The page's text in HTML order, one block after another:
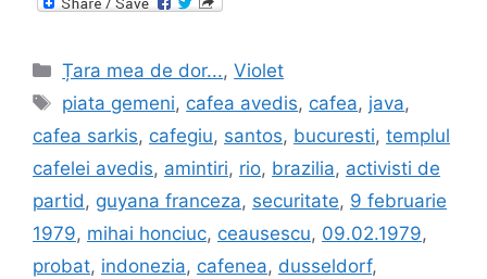
Categories
Țara mea de dor...,Violet
Tags
piata gemeni, cafea avedis, cafea, java,
cafea sarkis, cafegiu, santos, bucuresti, templul
cafelei avedis, amintiri, rio, brazilia, activisti de
partid, guyana franceza, securitate, 9 februarie
1979, mihai honciuc, ceausescu, 09.02.1979,
probat, indonezia, cafenea, dusseldorf,